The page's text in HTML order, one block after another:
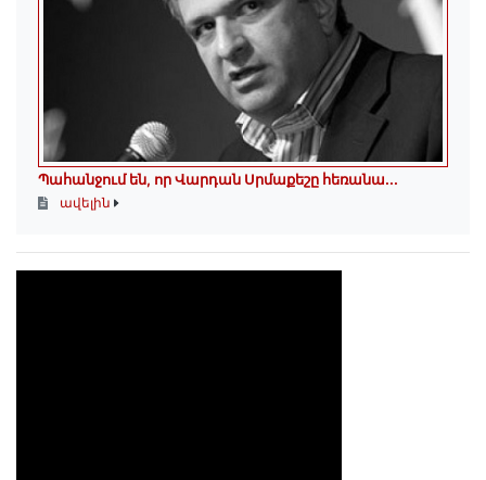
Պահանջում են, որ Վարդան Սրմաքեշը հեռանա․․․
ավելին